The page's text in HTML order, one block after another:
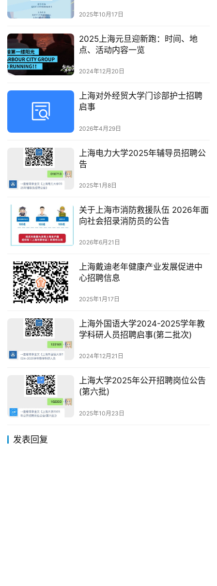
2025年10月17日
2025上海元旦迎新跑：时间、地
点、活动内容一览
2024年12月20日
上海对外经贸大学门诊部护士招聘
启事
2026年4月29日
上海电力大学2025年辅导员招聘公
告
2025年1月8日
关于上海市消防救援队伍 2026年面
向社会招录消防员的公告
2026年6月21日
上海戴迪老年健康产业发展促进中
心招聘信息
2025年1月17日
上海外国语大学2024-2025学年教
学科研人员招聘启事(第二批次)
2024年12月21日
上海大学2025年公开招聘岗位公告
(第六批)
2025年10月23日
发表回复